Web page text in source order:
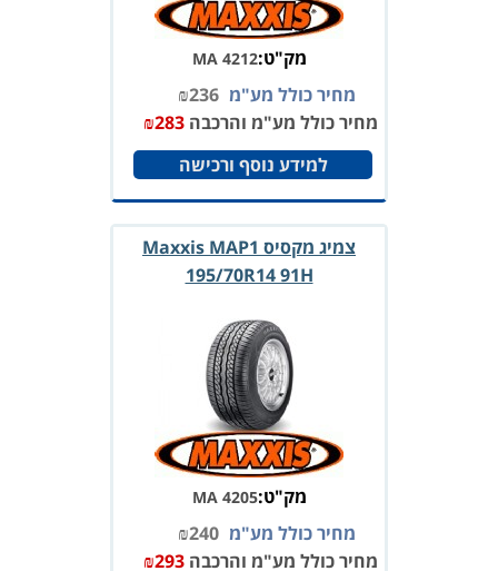
מק"ט:MA 4212
מחיר כולל מע"מ ₪236
מחיר כולל מע"מ והרכבה
₪283
למידע נוסף ורכישה
צמיג מקסיס Maxxis MAP1
195/70R14 91H
מק"ט:MA 4205
מחיר כולל מע"מ ₪240
מחיר כולל מע"מ והרכבה
₪293